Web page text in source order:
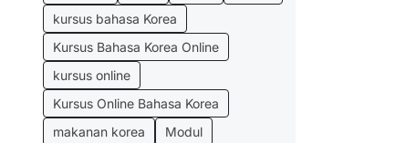
kursus bahasa Korea
Kursus Bahasa Korea Online
kursus online
Kursus Online Bahasa Korea
makanan korea
Modul